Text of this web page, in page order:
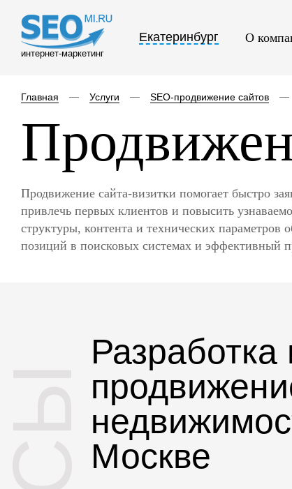
интернет-маркетинг
Екатеринбург О
Главная Услуги SEO-продвижение сайтов
Продвижение сайта‑визитки помогает быстро
привлечь первых клиентов и повысить
структуры, контента и технических параметров
позиций в поисковых системах и эффективный
Разработка
Москве